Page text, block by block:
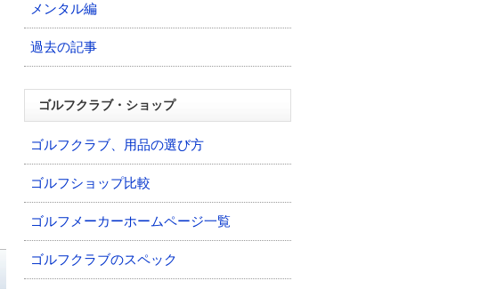
メンタル編
過去の記事
ゴルフクラブ・ショップ
ゴルフクラブ、用品の選び方
ゴルフショップ比較
ゴルフメーカーホームページ一覧
ゴルフクラブのスペック